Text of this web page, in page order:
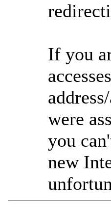
If you
were
you
new